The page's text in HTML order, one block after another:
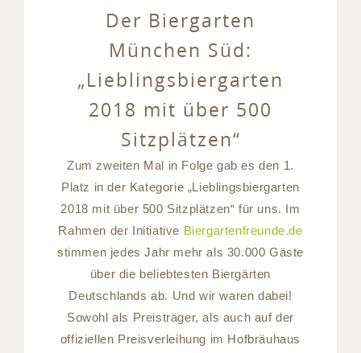
Der Biergarten
München Süd:
„Lieblingsbiergarten
2018 mit über 500
Sitzplätzen“
Zum zweiten Mal in Folge gab es den 1.
Platz in der Kategorie „Lieblingsbiergarten
2018 mit über 500 Sitzplätzen“ für uns. Im
Rahmen der Initiative Biergartenfreunde.de
stimmen jedes Jahr mehr als 30.000 Gäste
über die beliebtesten Biergärten
Deutschlands ab. Und wir waren dabei!
Sowohl als Preisträger, als auch auf der
offiziellen Preisverleihung im Hofbräuhaus